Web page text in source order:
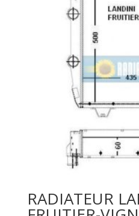
RADIATEUR